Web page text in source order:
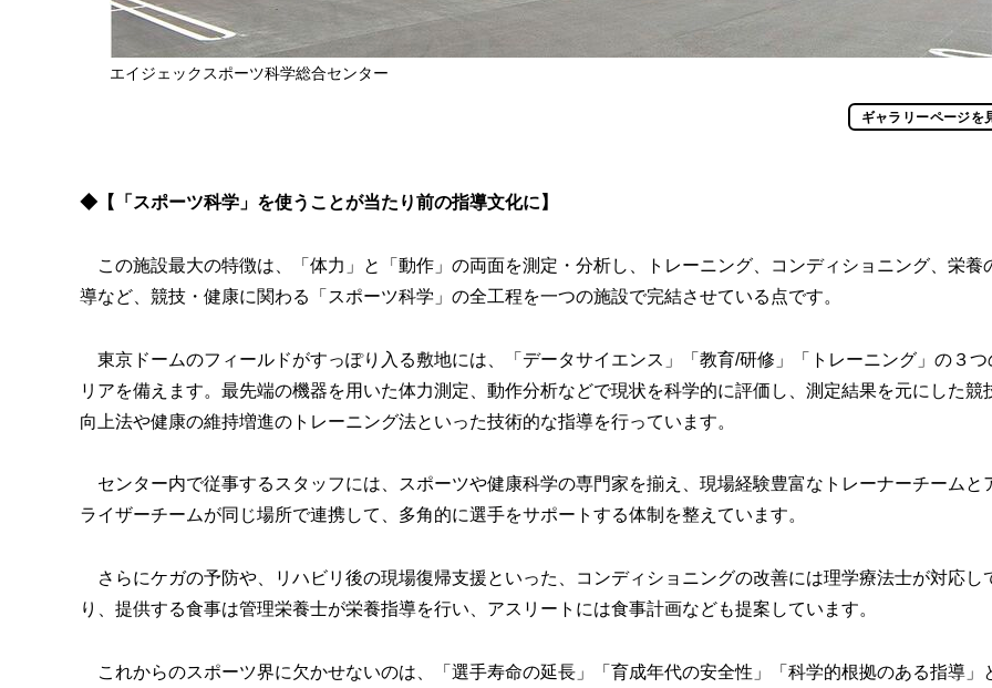
エイジェックスポーツ科学総合センター
ギャラリーページを
◆【「スポーツ科学」を使うことが当たり前の指導文化に】
この施設最大の特徴は、「体力」と「動作」の両面を測定・分析し、トレーニング、コンディショニング、栄養
導など、競技・健康に関わる「スポーツ科学」の全工程を一つの施設で完結させている点です。
東京ドームのフィールドがすっぽり入る敷地には、「データサイエンス」「教育/研修」「トレーニング」の３つ
リアを備えます。最先端の機器を用いた体力測定、動作分析などで現状を科学的に評価し、測定結果を元にした競
向上法や健康の維持増進のトレーニング法といった技術的な指導を行っています。
センター内で従事するスタッフには、スポーツや健康科学の専門家を揃え、現場経験豊富なトレーナーチームと
ライザーチームが同じ場所で連携して、多角的に選手をサポートする体制を整えています。
さらにケガの予防や、リハビリ後の現場復帰支援といった、コンディショニングの改善には理学療法士が対応し
り、提供する食事は管理栄養士が栄養指導を行い、アスリートには食事計画なども提案しています。
これからのスポーツ界に欠かせないのは、「選手寿命の延長」「育成年代の安全性」「科学的根拠のある指導」